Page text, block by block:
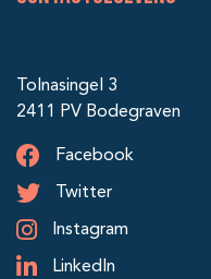
Tolnasingel 3
2411 PV Bodegraven
Facebook
Twitter
Instagram
LinkedIn